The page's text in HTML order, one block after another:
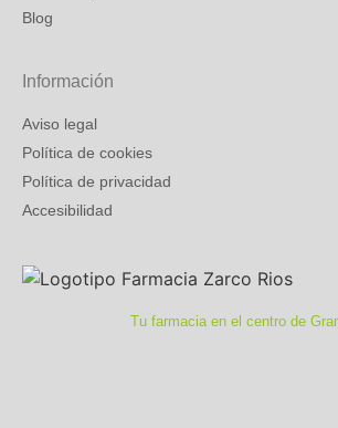
Blog
Información
Aviso legal
Política de cookies
Política de privacidad
Accesibilidad
Tu farmacia en el centro de